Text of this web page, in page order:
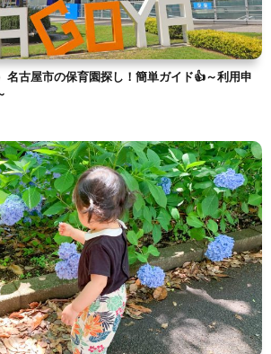
古屋市の保育園探し！簡単ガイド👍～利用申